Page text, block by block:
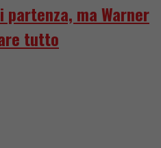
partenza, ma Warner
tutto